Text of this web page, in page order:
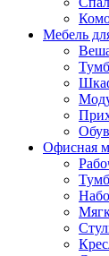
Мебель
Офисная